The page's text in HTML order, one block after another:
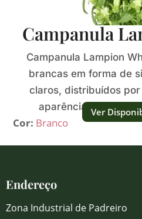
Campanula
Campanula Lampion
brancas em forma de
claros, distribuídos
aparência fresca,
Cor: Branco
Ver
Endereço
Zona Industrial de Padreiro